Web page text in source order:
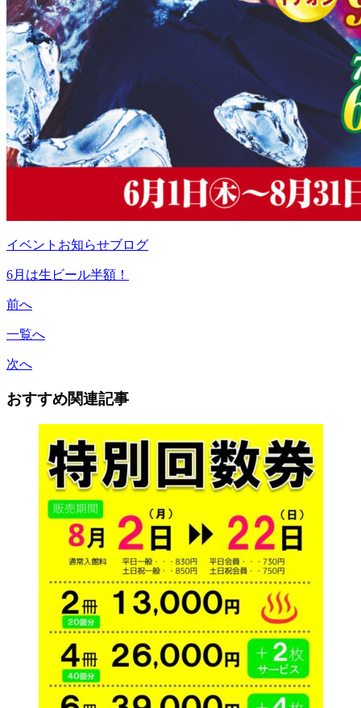
イベント お知らせブログ
6月は生ビール半額！
前へ
一覧へ
次へ
おすすめ関連記事